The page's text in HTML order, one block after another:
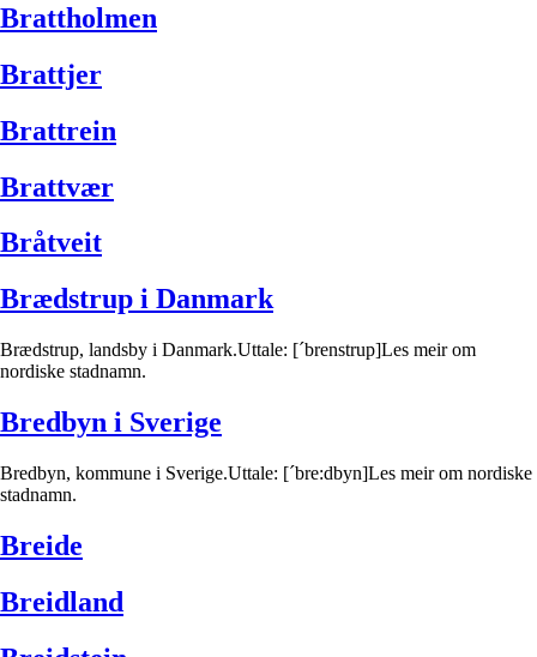
Brattholmen
Brattjer
Brattrein
Brattvær
Bråtveit
Brædstrup i Danmark
Brædstrup, landsby i Danmark.Uttale: [´brenstrup]Les meir om
nordiske stadnamn.
Bredbyn i Sverige
Bredbyn, kommune i Sverige.Uttale: [´bre:dbyn]Les meir om nordiske
stadnamn.
Breide
Breidland